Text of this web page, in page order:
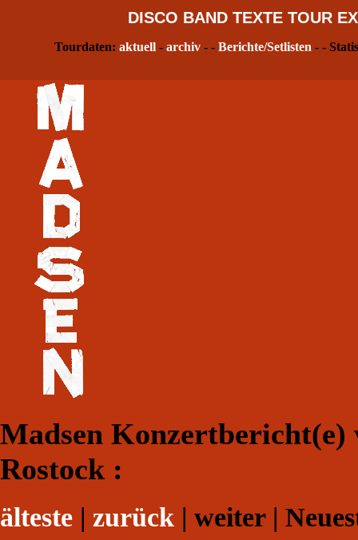
DISCO BAND TEXTE TOUR
Tourdaten: aktuell- archiv- - Berichte/Setlisten - -
Madsen Konzertbericht(e)
Rostock :
älteste | zurück | weiter |